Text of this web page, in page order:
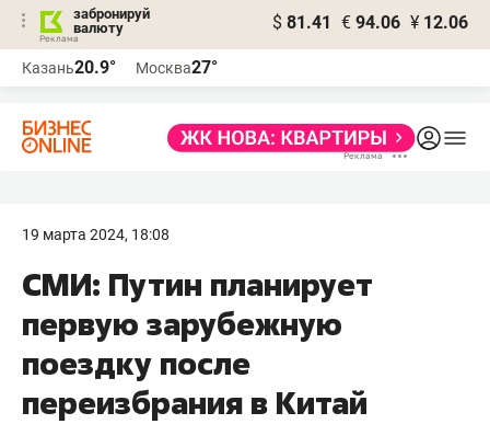
забронируй
валюту
$ 81.41 € 94.06 ¥ 12.06
Казань20.9° Москва27°
19 марта 2024, 18:08
СМИ: Путин планирует
первую зарубежную
поездку после
переизбрания в Китай